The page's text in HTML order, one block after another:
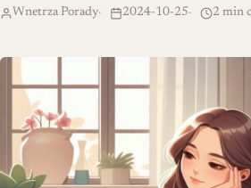
Wnetrza Porady 2024-10-25 2 min